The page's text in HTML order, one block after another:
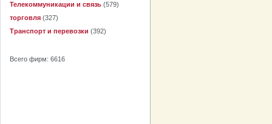
Телекоммуникации и связь (579)
торговля (327)
Транспорт и перевозки (392)
Всего фирм: 6616